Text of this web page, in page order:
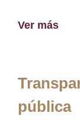
Ver más
pública